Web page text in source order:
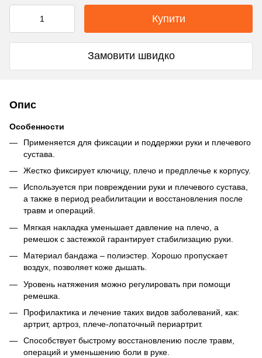
Купити
Замовити швидко
Опис
Особенности
Применяется для фиксации и поддержки руки и плечевого
сустава.
Жестко фиксирует ключицу, плечо и предплечье к корпусу.
Используется при повреждении руки и плечевого сустава,
а также в период реабилитации и восстановления после
травм и операций.
Мягкая накладка уменьшает давление на плечо, а
ремешок с застежкой гарантирует стабилизацию руки.
Материал бандажа – полиэстер. Хорошо пропускает
воздух, позволяет коже дышать.
Уровень натяжения можно регулировать при помощи
ремешка.
Профилактика и лечение таких видов заболеваний, как:
артрит, артроз, плече-лопаточный периартрит.
Способствует быстрому восстановлению после травм,
операций и уменьшению боли в руке.